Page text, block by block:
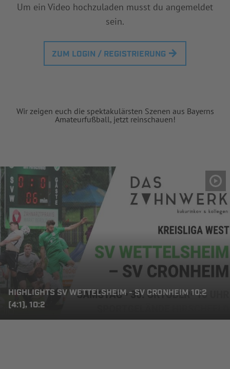
Um ein Video hochzuladen musst du angemeldet
sein.
ZUM LOGIN / REGISTRIERUNG
Wir zeigen euch die spektakulärsten Szenen aus Bayerns
Amateurfußball, jetzt reinschauen!
HIGHLIGHTS SV WETTELSHEIM - SV CRONHEIM 10:2
(4:1), 10:2